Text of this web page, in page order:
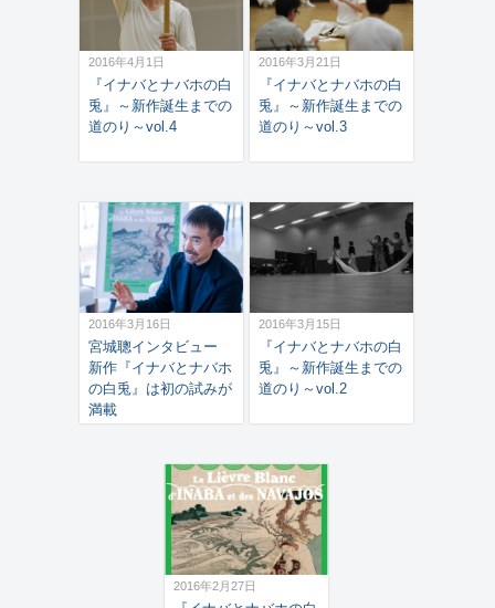
2016年4月1日
『イナバとナバホの白
兎』～新作誕生までの
道のり～vol.4
2016年3月21日
『イナバとナバホの白
兎』～新作誕生までの
道のり～vol.3
2016年3月16日
宮城聰インタビュー
新作『イナバとナバホ
の白兎』は初の試みが
満載
2016年3月15日
『イナバとナバホの白
兎』～新作誕生までの
道のり～vol.2
2016年2月27日